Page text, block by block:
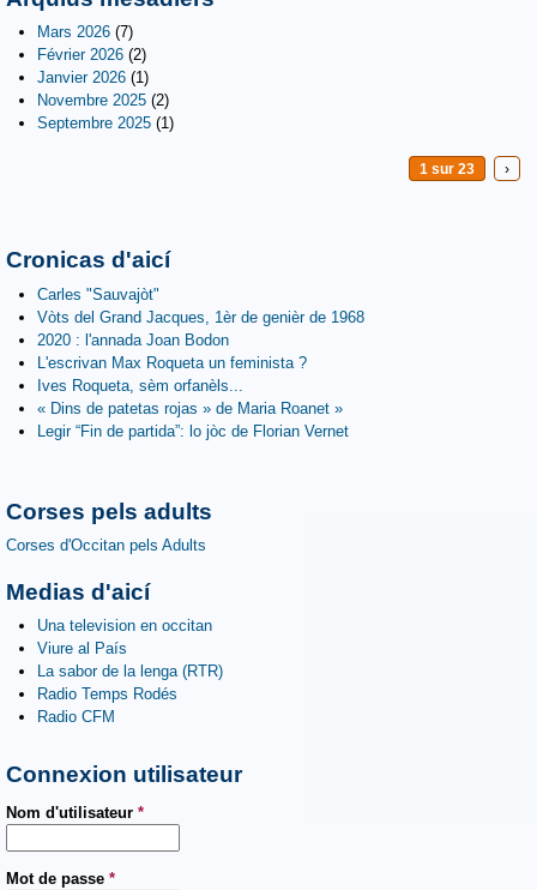
Mars 2026 (7)
Février 2026 (2)
Janvier 2026 (1)
Novembre 2025 (2)
Septembre 2025 (1)
1 sur 23 ›
Cronicas d'aicí
Carles "Sauvajòt"
Vòts del Grand Jacques, 1èr de genièr de 1968
2020 : l'annada Joan Bodon
L'escrivan Max Roqueta un feminista ?
Ives Roqueta, sèm orfanèls...
« Dins de patetas rojas » de Maria Roanet »
Legir “Fin de partida”: lo jòc de Florian Vernet
Corses pels adults
Corses d'Occitan pels Adults
Medias d'aicí
Una television en occitan
Viure al País
La sabor de la lenga (RTR)
Radio Temps Rodés
Radio CFM
Connexion utilisateur
Nom d'utilisateur *
Mot de passe *